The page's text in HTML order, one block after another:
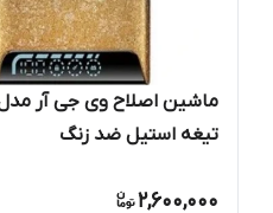
تیغه استیل ضد زنگ
2,600,000